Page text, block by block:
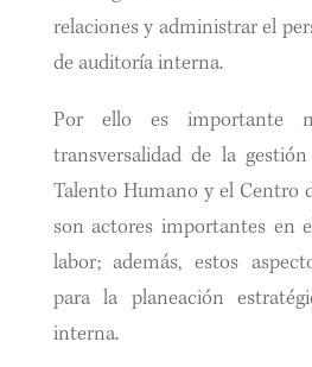
relaciones y administrar el
de auditoría interna.
Por ello es importante
transversalidad de la
Talento Humano y el Centro
son actores importantes en
labor; además, estos
para la planeación
interna.